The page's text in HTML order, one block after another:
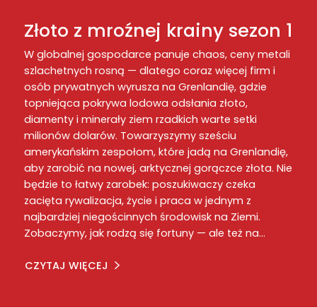
Złoto z mroźnej krainy sezon 1
W globalnej gospodarce panuje chaos, ceny metali
szlachetnych rosną — dlatego coraz więcej firm i
osób prywatnych wyrusza na Grenlandię, gdzie
topniejąca pokrywa lodowa odsłania złoto,
diamenty i minerały ziem rzadkich warte setki
milionów dolarów. Towarzyszymy sześciu
amerykańskim zespołom, które jadą na Grenlandię,
aby zarobić na nowej, arktycznej gorączce złota. Nie
będzie to łatwy zarobek: poszukiwaczy czeka
zacięta rywalizacja, życie i praca w jednym z
najbardziej niegościnnych środowisk na Ziemi.
Zobaczymy, jak rodzą się fortuny — ale też na…
CZYTAJ WIĘCEJ